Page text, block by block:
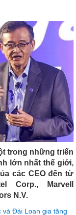
trong những triển
lớn nhất thế giới,
các CEO đến từ
Corp., Marvell
N.V.
và Đài Loan gia tăng